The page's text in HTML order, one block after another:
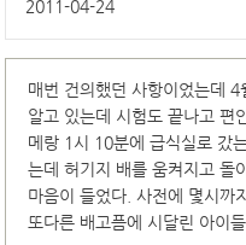
2011-04-24
매번 건의했던 사항이었는데
알고 있는데 시험도 끝나고 편
메랑 1시 10분에 급식실로 갔
는데 허기지 배를 움켜지고 돌
마음이 들었다. 사전에 몇시까
또다른 배고픔에 시달린 아이